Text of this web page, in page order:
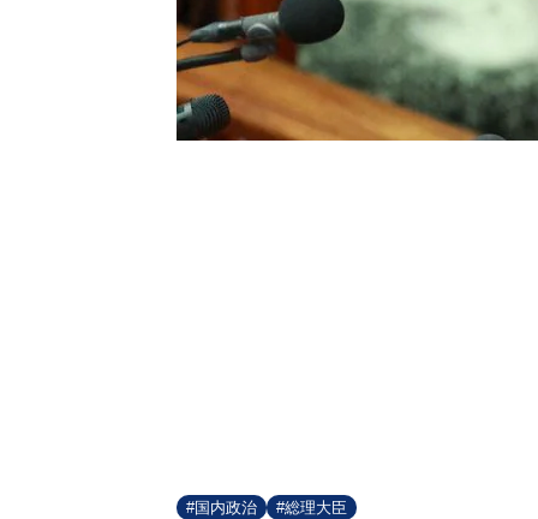
#国内政治 #総理大臣